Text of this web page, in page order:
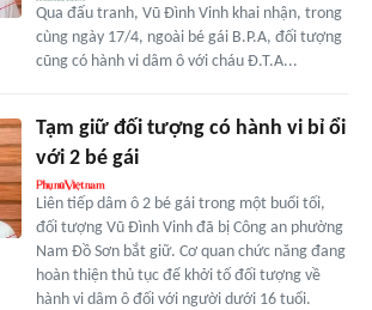
Qua đấu tranh, Vũ Đình Vinh khai nhận, trong
cùng ngày 17/4, ngoài bé gái B.P.A, đối tượng
cũng có hành vi dâm ô với cháu Đ.T.A...
Tạm giữ đối tượng có hành vi bỉ ổi
với 2 bé gái
Liên tiếp dâm ô 2 bé gái trong một buổi tối,
đối tượng Vũ Đình Vinh đã bị Công an phường
Nam Đồ Sơn bắt giữ. Cơ quan chức năng đang
hoàn thiện thủ tục để khởi tố đối tượng về
hành vi dâm ô đối với người dưới 16 tuổi.